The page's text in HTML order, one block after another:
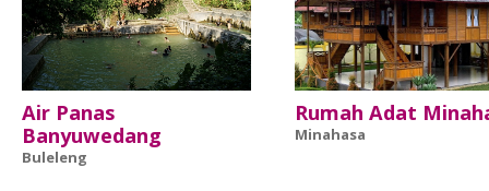
Air Panas
Banyuwedang
Buleleng
Rumah Adat
Minahasa